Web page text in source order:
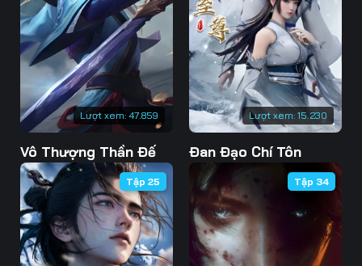
52 53 54
55 57
58 60
61 63
64 66
70 71
73 74
Lượt xem: 47.859
Vô Thượng Thần Đế
Lượt xem: 15.230
Đan Đạo Chí Tôn
Tập 25 Tập 34